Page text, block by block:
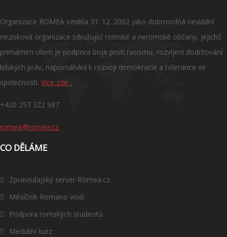
Organizace ROMEA vznikla 31. 12. 2002 jako dobrovolná nevládní
nezisková organizace sdružující romské a neromské občany, jejichž
primárním cílem je podpora boje proti rasismu, rozvíjení dodržování
lidských práv, napomáhání k rozvoji demokracie a tolerance ve
společnosti. Více zde...
+420 257 322 987
romea@romea.cz
CO DĚLÁME
Zpravodajský server Romea.cz
Měsíčník Romano voďi
Podpora romských studentů
Mediální kurz